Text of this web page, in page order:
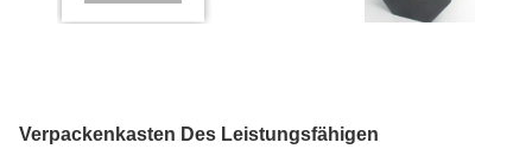
Verpackenkasten Des Leistungsfähigen